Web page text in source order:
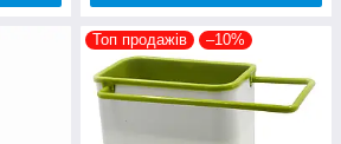
Топ продажів –10%